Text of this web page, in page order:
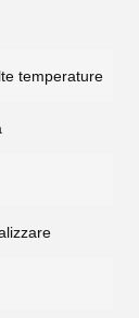
temperature